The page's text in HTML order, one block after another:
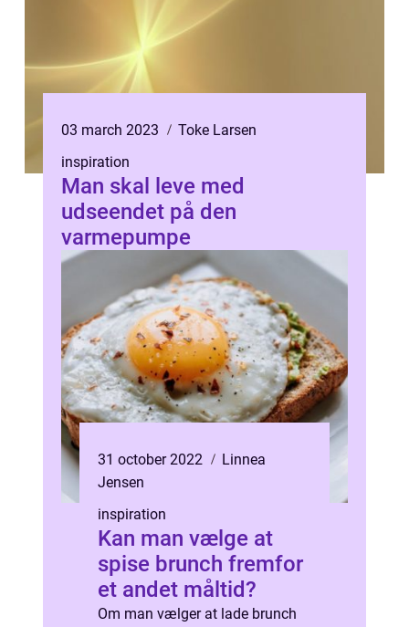
03 march 2023
Toke Larsen
inspiration
Man skal leve med
udseendet på den
varmepumpe
31 october 2022
Linnea
Jensen
inspiration
Kan man vælge at
spise brunch fremfor
et andet måltid?
Om man vælger at lade brunch